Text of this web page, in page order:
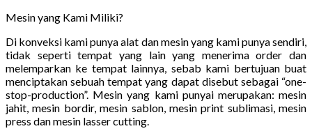
Mesin yang Kami Miliki?
Di konveksi kami punya alat dan mesin yang kami punya sendiri,
tidak seperti tempat yang lain yang menerima order dan
melemparkan ke tempat lainnya, sebab kami bertujuan buat
menciptakan sebuah tempat yang dapat disebut sebagai “one-
stop-production”. Mesin yang kami punyai merupakan: mesin
jahit, mesin bordir, mesin sablon, mesin print sublimasi, mesin
press dan mesin lasser cutting.